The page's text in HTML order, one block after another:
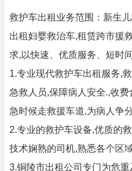
救护车出租业务范围：新生
出租妇婴救治车,租赁跨市援
求,以快速、优质服务、短时
1.专业现代救护车出租服务,
急救人员,保障病人安全.,收
急时候走救援车道,为病人争
2.专业的救护车设备,优质的
技术娴熟的司机,熟悉各个区
3.铜陵市出租公司专门为危